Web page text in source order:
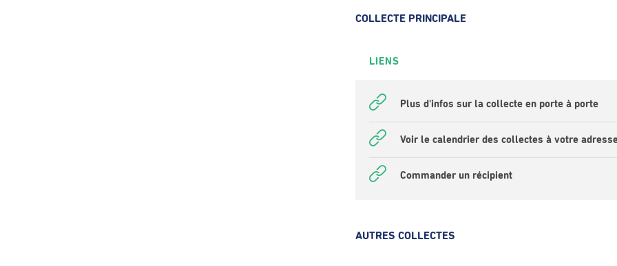
COLLECTE PRINCIPALE
LIENS
Plus d'infos sur la collecte en porte à porte
Voir le calendrier des collectes à votre
Commander un récipient
AUTRES COLLECTES